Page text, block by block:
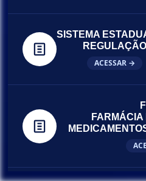
SISTEMA
REGULAÇÃO
ACESSAR →